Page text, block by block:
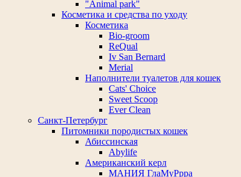
"Animal park"
Косметика и средства по уходу
Косметика
Bio-groom
ReQual
Iv San Bernard
Merial
Наполнители туалетов для кошек
Cats' Choice
Sweet Scoop
Ever Clean
Санкт-Петербург
Питомники породистых кошек
Абиссинская
Abylife
Американский керл
МАНИЯ ГлаМуРрра